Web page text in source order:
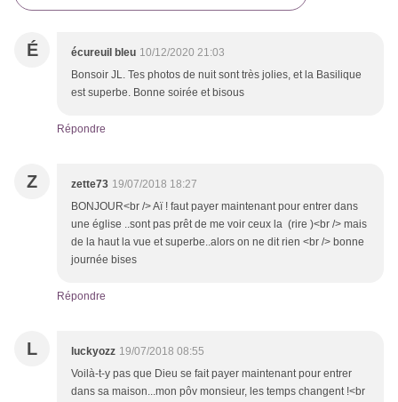
É écureuil bleu 10/12/2020 21:03
Bonsoir JL. Tes photos de nuit sont très jolies, et la Basilique
est superbe. Bonne soirée et bisous
Répondre
Z zette73 19/07/2018 18:27
BONJOUR<br /> Aï ! faut payer maintenant pour entrer dans
une église ..sont pas prêt de me voir ceux la (rire )<br /> mais
de la haut la vue et superbe..alors on ne dit rien <br /> bonne
journée bises
Répondre
L luckyozz 19/07/2018 08:55
Voilà-t-y pas que Dieu se fait payer maintenant pour entrer
dans sa maison...mon pôv monsieur, les temps changent !<br